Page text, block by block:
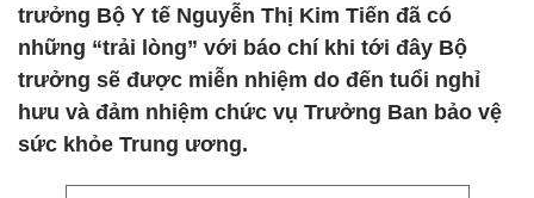
trưởng Bộ Y tế Nguyễn Thị Kim Tiến đã có
những “trải lòng” với báo chí khi tới đây Bộ
trưởng sẽ được miễn nhiệm do đến tuổi nghỉ
hưu và đảm nhiệm chức vụ Trưởng Ban bảo vệ
sức khỏe Trung ương.